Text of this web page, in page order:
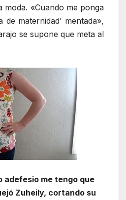
moda. «Cuando me ponga
de maternidad’ mentada»,
se supone que meta al
adefesio me tengo que
Zuheily, cortando su